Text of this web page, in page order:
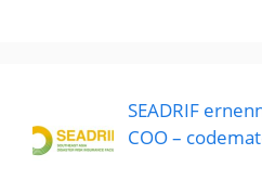
SEADRIF
COO –